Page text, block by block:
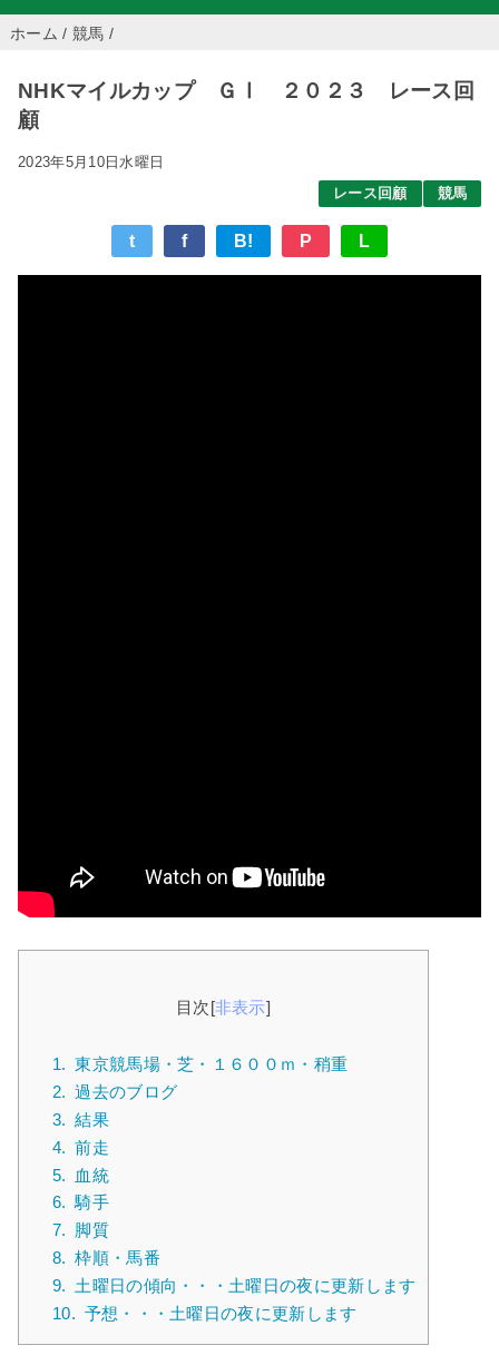
ホーム / 競馬 /
NHKマイルカップ ＧⅠ ２０２３ レース回
顧
2023年5月10日水曜日
レース回顧
競馬
t f B! P L
目次[非表示]
1. 東京競馬場・芝・１６００ｍ・稍重
2. 過去のブログ
3. 結果
4. 前走
5.
血統
6. 騎手
7. 脚質
8. 枠順・馬番
9. 土曜日の傾向・・・土曜日の夜に更新します
10. 予想・・・土曜日の夜に更新します